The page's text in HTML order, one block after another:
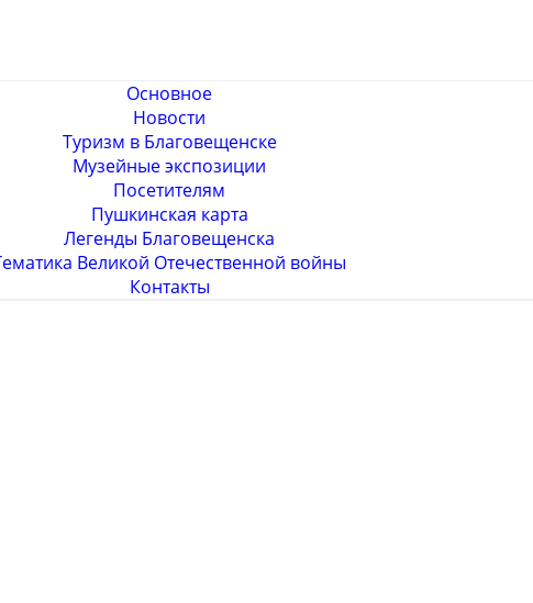
Основное
Новости
Туризм в Благовещенске
Музейные экспозиции
Посетителям
Пушкинская карта
Легенды Благовещенска
Великой Отечественной войны
Контакты